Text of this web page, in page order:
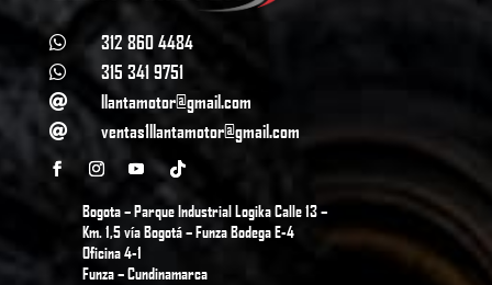
 312 860 4484
 315 341 9751
 llantamotor@gmail.com
 ventas1llantamotor@gmail.com
Bogota – Parque Industrial Logika Calle 13 –
Km. 1,5 vía Bogotá – Funza Bodega E-4
Oficina 4-1
Funza – Cundinamarca